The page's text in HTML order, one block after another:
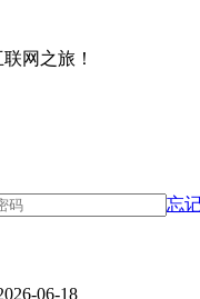
网之旅！
忘
06-18